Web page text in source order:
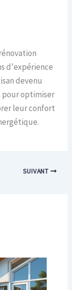
d'expérience
devenu
pour optimiser
leur confort
SUIVANT